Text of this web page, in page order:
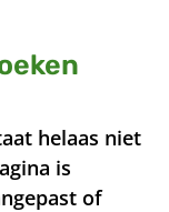
helaas niet
is
of